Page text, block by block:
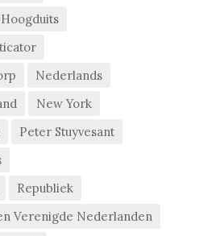
Hoogduits
Nederlands
New York
Peter Stuyvesant
Republiek
Verenigde Nederlanden